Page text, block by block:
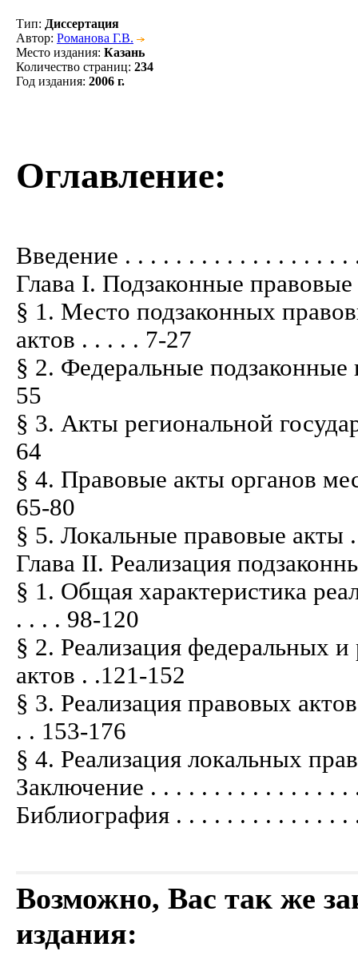
Тип: Диссертация
Автор: Романова Г.В.
Место издания: Казань
Количество страниц: 234
Год издания: 2006 г.
Оглавление:
Введение . . . . . . . . . . . . . . . . .
Глава I. Подзаконные
§ 1. Место подзаконных
актов . . . . . 7-27
§ 2. Федеральные
55
§ 3. Акты региональной
64
§ 4. Правовые акты органов
65-80
§ 5. Локальные правовые акты
Глава II. Реализация
§ 1. Общая характеристика
. . . . 98-120
§ 2. Реализация федеральных
актов . .121-152
§ 3. Реализация правовых
. . 153-176
§ 4. Реализация локальных
Заключение . . . . . . . . . . . . . . .
Библиография . . . . . . . . . . . . .
Возможно, Вас так же
издания: